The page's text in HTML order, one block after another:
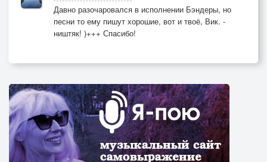
Давно разочаровался в исполнении Бэндеры, но
песни то ему пишут хорошие, вот и твоё, Вик. -
ништяк! )+++ Спасибо!